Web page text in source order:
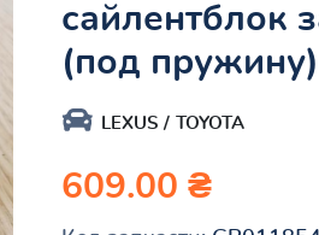
сайлентблок
(под
LEXUS TOYOTA
609.00 ₴